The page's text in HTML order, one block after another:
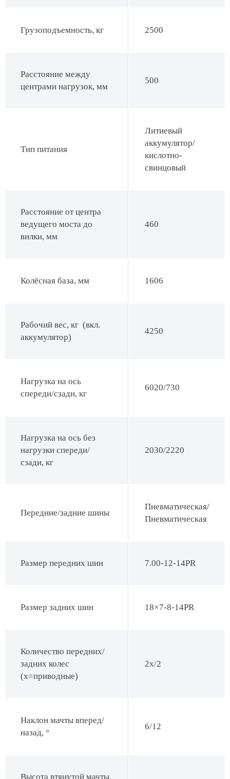
Грузоподъемность, кг 2500
Расстояние между
центрами нагрузок, мм
500
Тип питания
Литиевый
аккумулятор/
кислотно-
свинцовый
Расстояние от центра
ведущего моста до
вилки, мм
460
Колёсная база, мм 1606
Рабочий вес, кг (вкл.
аккумулятор)
4250
Нагрузка на ось
спереди/сзади, кг
6020/730
Нагрузка на ось без
нагрузки спереди/
сзади, кг
2030/2220
Передние/задние шины
Пневматическая/
Пневматическая
Размер передних шин 7.00-12-14PR
Размер задних шин 18×7-8-14PR
Количество передних/
задних колес
(x=приводные)
2x/2
Наклон мачты вперед/
назад, °
6/12
Высота втянутой мачты,